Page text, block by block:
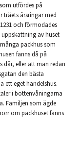
utfördes på
träets årsringar med
och förmodades
av huset
packhus som
fanns då på
där, eller att man redan
den bästa
ett eget handelshus.
i bottenvåningarna
Familjen som ägde
om packhuset fanns